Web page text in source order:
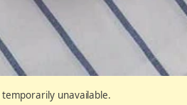
temporarily unavailable.